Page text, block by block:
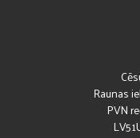
Raunas
PVN